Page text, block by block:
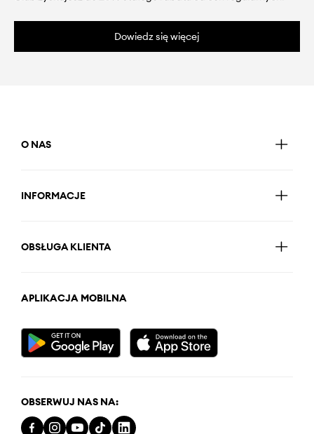
Dowiedz się więcej
O NAS
INFORMACJE
OBSŁUGA KLIENTA
APLIKACJA MOBILNA
OBSERWUJ NAS NA: